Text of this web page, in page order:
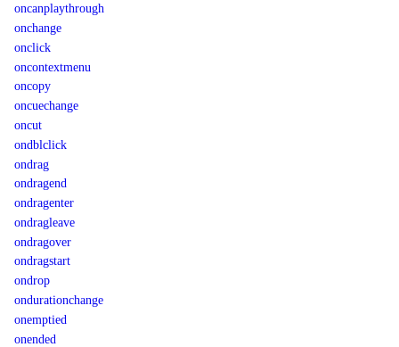
oncanplaythrough
onchange
onclick
oncontextmenu
oncopy
oncuechange
oncut
ondblclick
ondrag
ondragend
ondragenter
ondragleave
ondragover
ondragstart
ondrop
ondurationchange
onemptied
onended